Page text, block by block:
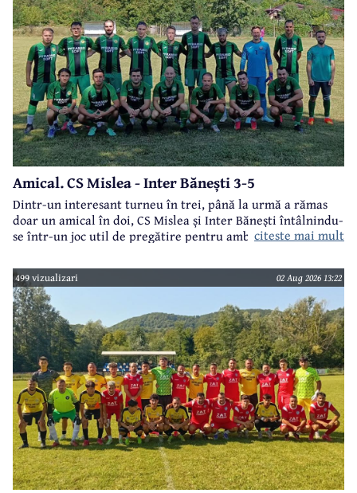
Amical. CS Mislea - Inter Bănești 3-5
Dintr-un interesant turneu în trei, până la urmă a rămas
doar un amical în doi, CS Mislea și Inter Bănești întâlnindu-
se într-un joc util de pregătire pentru ambele formații.
citeste mai mult
499 vizualizari 02 Aug 2026 13:22